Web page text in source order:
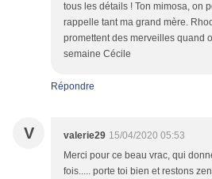
tous les détails ! Ton mimosa, on
rappelle tant ma grand mère.
promettent des merveilles quand
semaine Cécile
Répondre
V valerie29 15/04/2020 05:53
Merci pour ce beau vrac, qui
fois..... porte toi bien et restons